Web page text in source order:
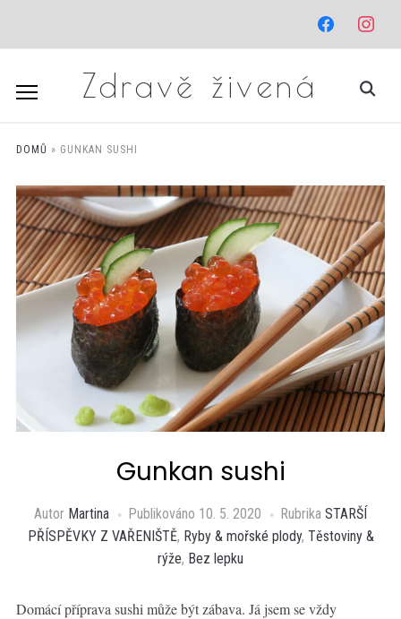
facebook
Zdravě živená
DOMŮ » GUNKAN SUSHI
Gunkan sushi
Autor Martina Publikováno 10. 5. 2020 Rubrika STARŠÍ
PŘÍSPĚVKY Z VAŘENIŠTĚ, Ryby & mořské plody, Těstoviny &
rýže, Bez lepku
Domácí příprava sushi může být zábava. Já jsem se vždy